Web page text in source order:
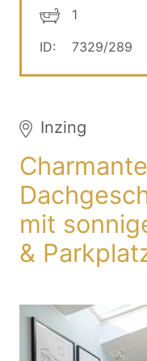
1
ID:
7329/289
Inzing
mit
&